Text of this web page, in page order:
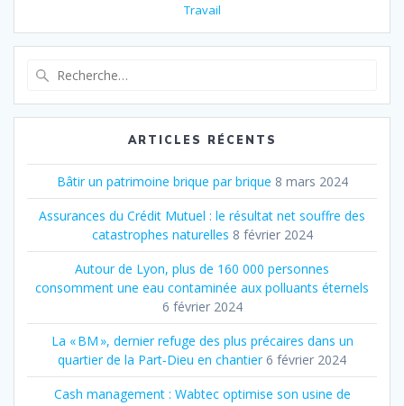
Travail
:
ARTICLES RÉCENTS
Bâtir un patrimoine brique par brique 8 mars 2024
Assurances du Crédit Mutuel : le résultat net souffre des
catastrophes naturelles 8 février 2024
Autour de Lyon, plus de 160 000 personnes
consomment une eau contaminée aux polluants éternels
6 février 2024
La « BM », dernier refuge des plus précaires dans un
quartier de la Part‐Dieu en chantier 6 février 2024
Cash management : Wabtec optimise son usine de